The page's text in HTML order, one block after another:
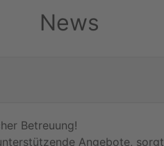
News
Betreuung!
Angebote,